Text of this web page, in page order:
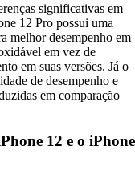
significativas em
12 Pro possui uma
melhor desempenho em
em vez de
em suas versões. Já o
de desempenho e
em comparação
12 e o iPhone